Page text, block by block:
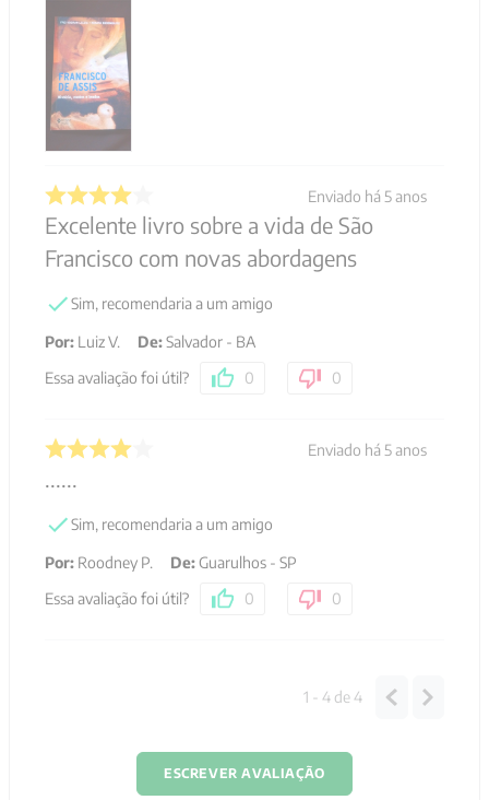
Enviado há 5 anos
Excelente livro sobre a vida de São
Francisco com novas abordagens
Sim, recomendaria a um amigo
Por: Luiz V. De:Salvador - BA
Essa avaliação foi útil?
0 0
Enviado há 5 anos
......
Sim, recomendaria a um amigo
Por: Roodney P. De:Guarulhos - SP
Essa avaliação foi útil?
0 0
1 - 4 de 4
ESCREVER AVALIAÇÃO